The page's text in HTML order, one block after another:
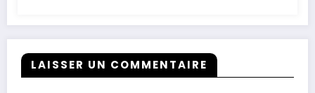
LAISSER UN COMMENTAIRE